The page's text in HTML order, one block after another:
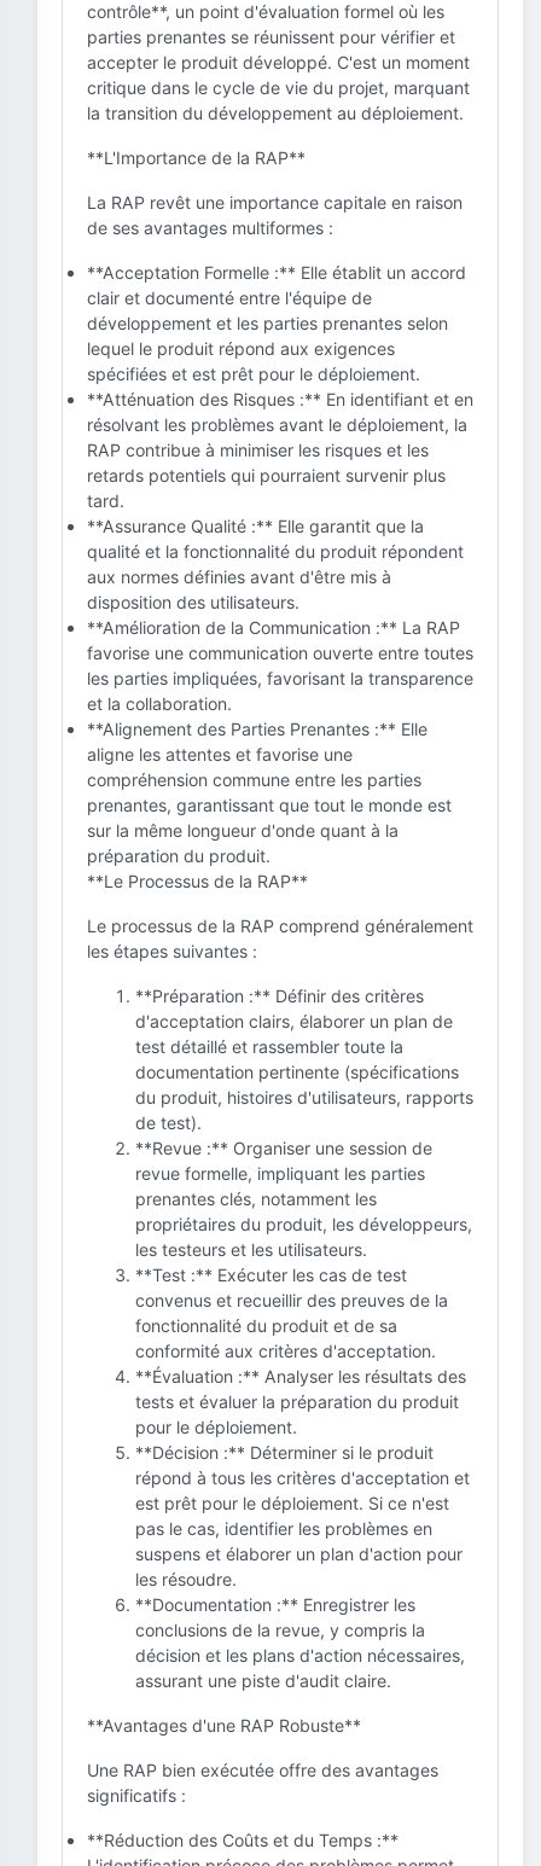
contrôle**, un point d'évaluation formel où les
parties prenantes se réunissent pour vérifier et
accepter le produit développé. C'est un moment
critique dans le cycle de vie du projet, marquant
la transition du développement au déploiement.
**L'Importance de la RAP**
La RAP revêt une importance capitale en raison
de ses avantages multiformes :
**Acceptation Formelle :** Elle établit un accord
clair et documenté entre l'équipe de
développement et les parties prenantes selon
lequel le produit répond aux exigences
spécifiées et est prêt pour le déploiement.
**Atténuation des Risques :** En identifiant et en
résolvant les problèmes avant le déploiement, la
RAP contribue à minimiser les risques et les
retards potentiels qui pourraient survenir plus
tard.
**Assurance Qualité :** Elle garantit que la
qualité et la fonctionnalité du produit répondent
aux normes définies avant d'être mis à
disposition des utilisateurs.
**Amélioration de la Communication :** La RAP
favorise une communication ouverte entre toutes
les parties impliquées, favorisant la transparence
et la collaboration.
**Alignement des Parties Prenantes :** Elle
aligne les attentes et favorise une
compréhension commune entre les parties
prenantes, garantissant que tout le monde est
sur la même longueur d'onde quant à la
préparation du produit.
**Le Processus de la RAP**
Le processus de la RAP comprend généralement
les étapes suivantes :
**Préparation :** Définir des critères
d'acceptation clairs, élaborer un plan de
test détaillé et rassembler toute la
documentation pertinente (spécifications
du produit, histoires d'utilisateurs, rapports
de test).
**Revue :** Organiser une session de
revue formelle, impliquant les parties
prenantes clés, notamment les
propriétaires du produit, les développeurs,
les testeurs et les utilisateurs.
**Test :** Exécuter les cas de test
convenus et recueillir des preuves de la
fonctionnalité du produit et de sa
conformité aux critères d'acceptation.
**Évaluation :** Analyser les résultats des
tests et évaluer la préparation du produit
pour le déploiement.
**Décision :** Déterminer si le produit
répond à tous les critères d'acceptation et
est prêt pour le déploiement. Si ce n'est
pas le cas, identifier les problèmes en
suspens et élaborer un plan d'action pour
les résoudre.
**Documentation :** Enregistrer les
conclusions de la revue, y compris la
décision et les plans d'action nécessaires,
assurant une piste d'audit claire.
**Avantages d'une RAP Robuste**
Une RAP bien exécutée offre des avantages
significatifs :
**Réduction des Coûts et du Temps :**